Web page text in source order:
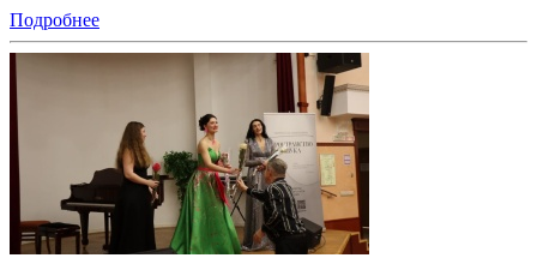
Подробнее